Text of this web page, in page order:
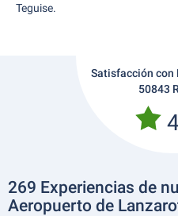
Teguise.
Satisfacción con
50843
269 Experiencias de
Aeropuerto de